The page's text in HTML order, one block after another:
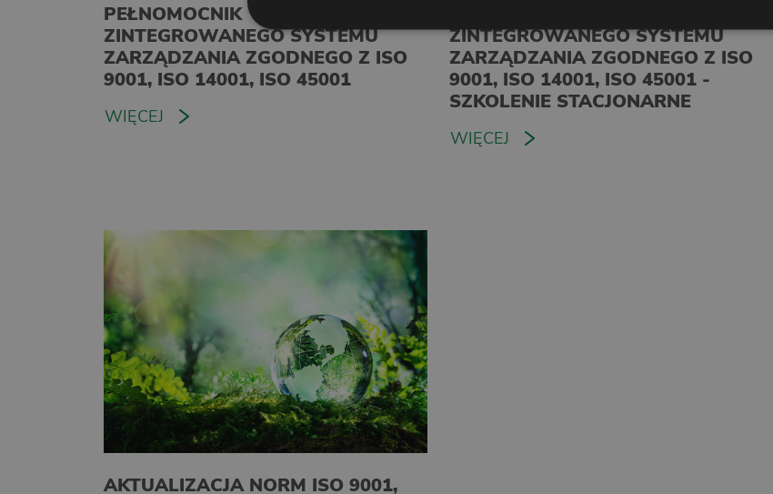
PEŁNOMOCNIK
ZINTEGROWANEGO SYSTEMU
ZARZĄDZANIA ZGODNEGO Z ISO
9001, ISO 14001, ISO 45001
WIĘCEJ
ZINTEGROWANEGO SYSTEMU
ZARZĄDZANIA ZGODNEGO Z ISO
9001, ISO 14001, ISO 45001 -
SZKOLENIE STACJONARNE
WIĘCEJ
AKTUALIZACJA NORM ISO 9001,